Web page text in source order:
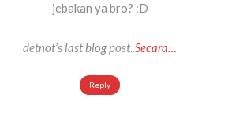
jebakan ya bro? :D
detnot’s last blog post..Secara…
Reply